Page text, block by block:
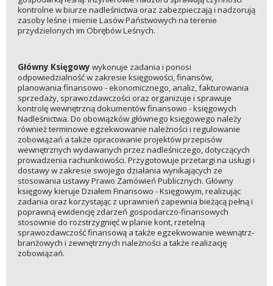
kontrolne w biurze nadleśnictwa oraz zabezpieczają i nadzorują
zasoby leśne i mienie Lasów Państwowych na terenie
przydzielonych im Obrębów Leśnych.
Główny Księgowy wykonuje zadania i ponosi
odpowiedzialność w zakresie księgowości, finansów,
planowania finansowo - ekonomicznego, analiz, fakturowania
sprzedaży, sprawozdawczości oraz organizuje i sprawuje
kontrolę wewnętrzną dokumentów finansowo - księgowych
Nadleśnictwa. Do obowiązków głównego księgowego należy
również terminowe egzekwowanie należności i regulowanie
zobowiązań a także opracowanie projektów przepisów
wewnętrznych wydawanych przez nadleśniczego, dotyczących
prowadzenia rachunkowości. Przygotowuje przetargi na usługi i
dostawy w zakresie swojego działania wynikających ze
stosowania ustawy Prawo Zamówień Publicznych. Główny
księgowy kieruje Działem Finansowo - Księgowym, realizując
zadania oraz korzystając z uprawnień zapewnia bieżącą pełną i
poprawną ewidencję zdarzeń gospodarczo-finansowych
stosownie do rozstrzygnięć w planie kont, rzetelną
sprawozdawczość finansową a także egzekwowanie wewnątrz-
branżowych i zewnętrznych należności a także realizację
zobowiązań.